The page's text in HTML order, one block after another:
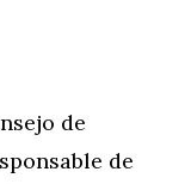
de
de